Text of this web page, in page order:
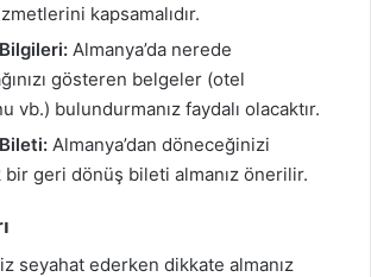
kapsamalıdır.
Almanya’da nerede
gösteren belgeler (otel
vb.) bulundurmanız faydalı olacaktır.
Almanya’dan döneceğinizi
bir geri dönüş bileti almanız önerilir.
seyahat ederken dikkate almanız